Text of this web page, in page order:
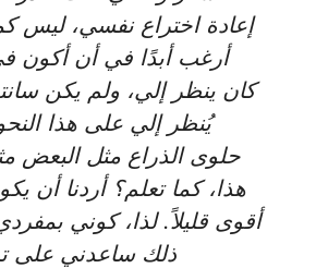
إعادة اختراع نفسي، ليس
أرغب أبدًا في أن أكون
كان ينظر إلي، ولم يكن
يُنظر إلي على هذا
حلوى الذراع مثل البعض
هذا، كما تعلم؟ أردنا أن
أقوى قليلاً. لذا، كوني
ذلك ساعدني على